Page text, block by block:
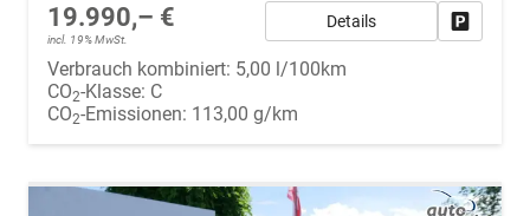
19.990,– €
incl. 19% MwSt.
Details
Verbrauch kombiniert: 5,00 l/100km
CO2-Klasse: C
CO2-Emissionen: 113,00 g/km